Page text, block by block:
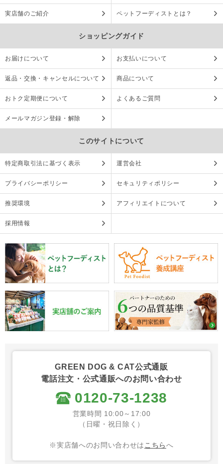
実店舗のご紹介 ペットフーディストとは？
ショッピングガイド
お届けについて お支払いについて
返品・交換・キャンセルについて 商品について
おトク定期便について よくあるご質問
メールマガジン登録・解除
このサイトについて
特定商取引法に基づく表示 運営会社
プライバシーポリシー セキュリティポリシー
推奨環境 アフィリエイトについて
採用情報
GREEN DOG & CAT公式通販
電話注文・公式通販へのお問い合わせ
0120-73-1238
営業時間 10:00～17:00
（日曜・祝日除く）
※実店舗へのお問い合わせは こちらへ